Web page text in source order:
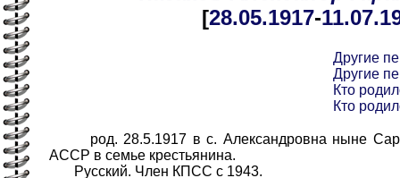
[28.05.1917-11.07
Другие
Другие
Кто
Кто
род. 28.5.1917 в с. Александровна ныне
АССР в семье крестьянина.
Русский. Член КПСС с 1943.